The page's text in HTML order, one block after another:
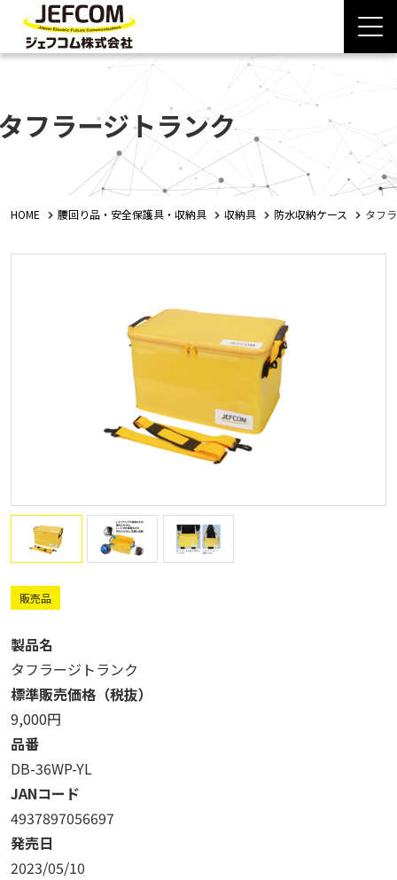
フラージトランク
HOME 腰回り品・安全保護具・収納具 収納具 防水収納ケース タフ
販売品
製品名
タフラージトランク
標準販売価格（税抜）
9,000円
品番
DB-36WP-YL
JANコード
4937897056697
発売日
2023/05/10